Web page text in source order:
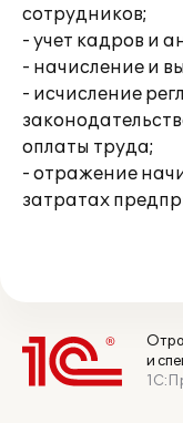
сотрудников;
- учет кадров и
- начисление и
- исчисление
оплаты труда;
- отражение
затратах
и